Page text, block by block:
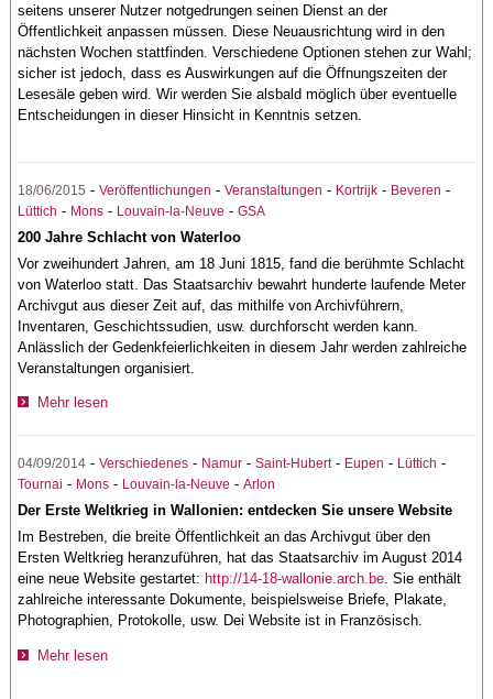
seitens unserer Nutzer notgedrungen seinen Dienst an der
Öffentlichkeit anpassen müssen. Diese Neuausrichtung wird in den
nächsten Wochen stattfinden. Verschiedene Optionen stehen zur Wahl;
sicher ist jedoch, dass es Auswirkungen auf die Öffnungszeiten der
Lesesäle geben wird. Wir werden Sie alsbald möglich über eventuelle
Entscheidungen in dieser Hinsicht in Kenntnis setzen.
18/06/2015 -Veröffentlichungen -Veranstaltungen - Kortrijk - Beveren -
Lüttich - Mons - Louvain-la-Neuve -GSA
200 Jahre Schlacht von Waterloo
Vor zweihundert Jahren, am 18 Juni 1815, fand die berühmte Schlacht
von Waterloo statt. Das Staatsarchiv bewahrt hunderte laufende Meter
Archivgut aus dieser Zeit auf, das mithilfe von Archivführern,
Inventaren, Geschichtssudien, usw. durchforscht werden kann.
Anlässlich der Gedenkfeierlichkeiten in diesem Jahr werden zahlreiche
Veranstaltungen organisiert.
Mehr lesen
04/09/2014 -Verschiedenes - Namur -Saint-Hubert- Eupen - Lüttich -
Tournai - Mons - Louvain-la-Neuve -Arlon
Der Erste Weltkrieg in Wallonien: entdecken Sie unsere Website
Im Bestreben, die breite Öffentlichkeit an das Archivgut über den
Ersten Weltkrieg heranzuführen, hat das Staatsarchiv im August 2014
eine neue Website gestartet: http://14-18-wallonie.arch.be. Sie enthält
zahlreiche interessante Dokumente, beispielsweise Briefe, Plakate,
Photographien, Protokolle, usw. Dei Website ist in Französisch.
Mehr lesen